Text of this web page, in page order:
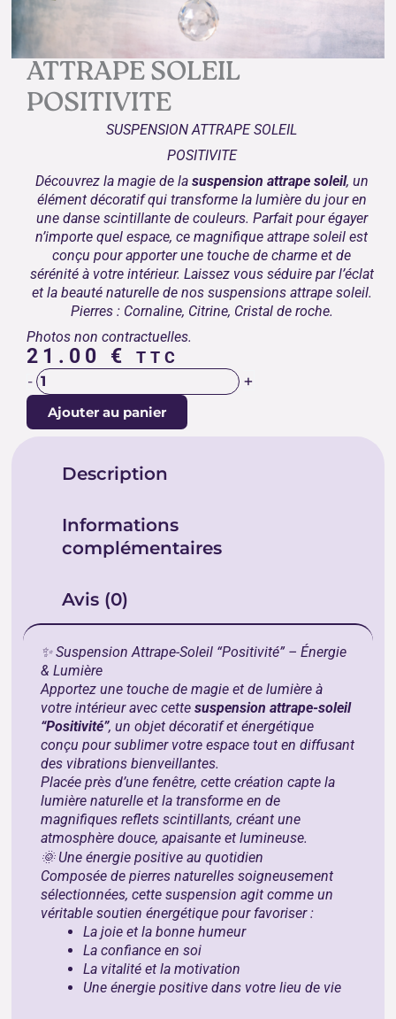
ATTRAPE SOLEIL
POSITIVITE
SUSPENSION ATTRAPE SOLEIL
POSITIVITE
Découvrez la magie de la suspension attrape soleil, un
élément décoratif qui transforme la lumière du jour en
une danse scintillante de couleurs. Parfait pour égayer
n’importe quel espace, ce magnifique attrape soleil est
conçu pour apporter une touche de charme et de
sérénité à votre intérieur. Laissez vous séduire par l’éclat
et la beauté naturelle de nos suspensions attrape soleil.
Pierres : Cornaline, Citrine, Cristal de roche.
Photos non contractuelles.
21.00 € TTC
- quantité
de
ATTRAPE
+
Ajouter au panier
Description
Informations
complémentaires
Avis (0)
✨ Suspension Attrape-Soleil “Positivité” – Énergie
& Lumière
Apportez une touche de magie et de lumière à
votre intérieur avec cettesuspension attrape-soleil
“Positivité”, un objet décoratif et énergétique
conçu pour sublimer votre espace tout en diffusant
des vibrations bienveillantes.
Placée près d’une fenêtre, cette création capte la
lumière naturelle et la transforme en de
magnifiques reflets scintillants, créant une
atmosphère douce, apaisante et lumineuse.
🌞 Une énergie positive au quotidien
Composée de pierres naturelles soigneusement
sélectionnées, cette suspension agit comme un
véritable soutien énergétique pour favoriser :
La joie et la bonne humeur
La confiance en soi
La vitalité et la motivation
Une énergie positive dans votre lieu de vie